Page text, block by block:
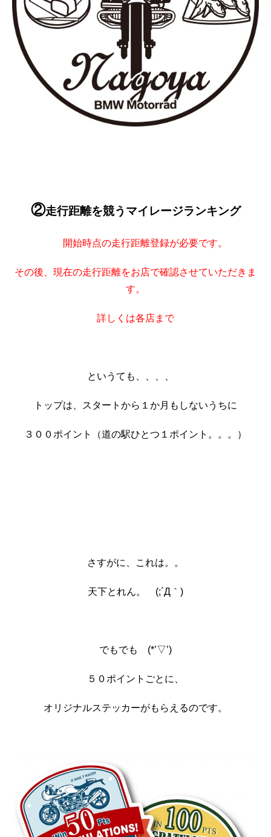
②走行距離を競うマイレージランキング
開始時点の走行距離登録が必要です。
その後、現在の走行距離をお店で確認させていただきま
す。
詳しくは各店まで
というても、、、、
トップは、スタートから１か月もしないうちに
３００ポイント（道の駅ひとつ１ポイント。。。）
さすがに、これは。。
天下とれん。 (;´Д｀)
でもでも (*’▽’)
５０ポイントごとに、
オリジナルステッカーがもらえるのです。